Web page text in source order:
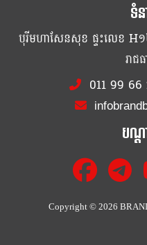
ទំ
បុរីមហាសែនសុខ ផ្ទះលេខ H
រាជ
011 99 66
បណ្
Copyright ©2026